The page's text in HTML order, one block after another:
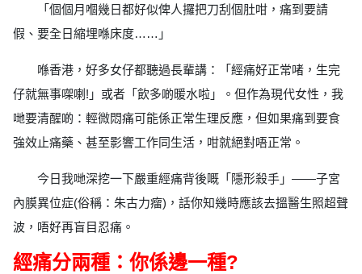
「個個月嗰幾日都好似俾人攞把刀刮個肚咁，痛到要請
假、要全日縮埋喺床度……」
喺香港，好多女仔都聽過長輩講：「經痛好正常啫，生完
仔就無事㗎喇!」或者「飲多啲暖水啦」。但作為現代女性，我
哋要清醒啲：輕微悶痛可能係正常生理反應，但如果痛到要食
強效止痛藥、甚至影響工作同生活，咁就絕對唔正常。
今日我哋深挖一下嚴重經痛背後嘅「隱形殺手」——子宮
內膜異位症(俗稱：朱古力瘤)，話你知幾時應該去搵醫生照超聲
波，唔好再盲目忍痛。
經痛分兩種：你係邊一種?